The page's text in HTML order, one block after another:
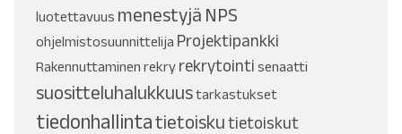
luotettavuus menestyjä NPS
ohjelmistosuunnittelija Projektipankki
Rakennuttaminen rekry rekrytointi senaatti
suositteluhalukkuustarkastukset
tiedonhallintatietoiskutietoiskut